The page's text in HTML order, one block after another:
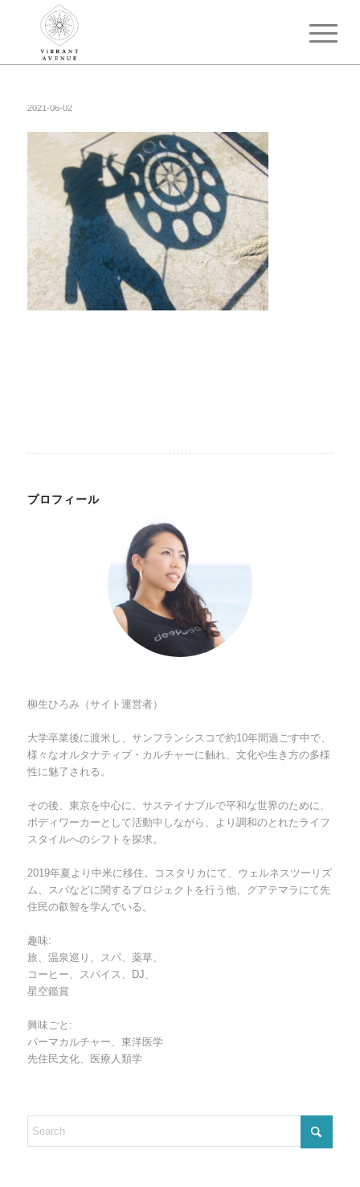
2021-06-02
プロフィール
柳生ひろみ（サイト運営者）
大学卒業後に渡米し、サンフランシスコで約10年間過ごす中で、
様々なオルタナティブ・カルチャーに触れ、文化や生き方の多様
性に魅了される。
その後、東京を中心に、サステイナブルで平和な世界のために、
ボディワーカーとして活動中しながら、より調和のとれたライフ
スタイルへのシフトを探求。
2019年夏より中米に移住。コスタリカにて、ウェルネスツーリズ
ム、スパなどに関するプロジェクトを行う他、グアテマラにて先
住民の叡智を学んでいる。
趣味:
旅、温泉巡り、スパ、薬草、
コーヒー、スパイス、DJ、
星空鑑賞
興味ごと:
パーマカルチャー、東洋医学
先住民文化、医療人類学